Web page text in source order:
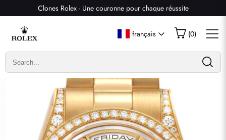
Clones Rolex - Une couronne pour chaque réussite
français (0)
Écrire un commentaire
Seuls les clients ayant acheté cet article sont autorisés à
laisser un commentaire.